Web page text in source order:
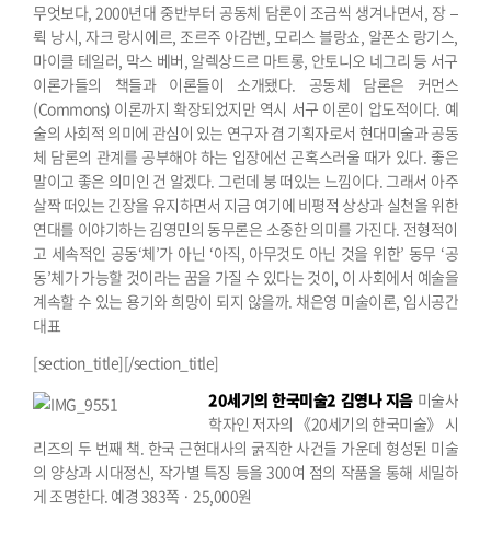
무엇보다, 2000년대 중반부터 공동체 담론이 조금씩 생겨나면서, 장 –
뤽 낭시, 자크 랑시에르, 조르주 아감벤, 모리스 블랑쇼, 알폰소 랑기스,
마이클 테일러, 막스 베버, 알렉상드르 마트롱, 안토니오 네그리 등 서구
이론가들의 책들과 이론들이 소개됐다. 공동체 담론은 커먼스
(Commons) 이론까지 확장되었지만 역시 서구 이론이 압도적이다. 예
술의 사회적 의미에 관심이 있는 연구자 겸 기획자로서 현대미술과 공동
체 담론의 관계를 공부해야 하는 입장에선 곤혹스러울 때가 있다. 좋은
말이고 좋은 의미인 건 알겠다. 그런데 붕 떠있는 느낌이다. 그래서 아주
살짝 떠있는 긴장을 유지하면서 지금 여기에 비평적 상상과 실천을 위한
연대를 이야기하는 김영민의 동무론은 소중한 의미를 가진다. 전형적이
고 세속적인 공동‘체’가 아닌 ‘아직, 아무것도 아닌 것을 위한’ 동무 ‘공
동’체가 가능할 것이라는 꿈을 가질 수 있다는 것이, 이 사회에서 예술을
계속할 수 있는 용기와 희망이 되지 않을까. 채은영 미술이론, 임시공간
대표
[section_title][/section_title]
20세기의 한국미술2 김영나 지음미술사
학자인 저자의 《20세기의 한국미술》 시
리즈의 두 번째 책. 한국 근현대사의 굵직한 사건들 가운데 형성된 미술
의 양상과 시대정신, 작가별 특징 등을 300여 점의 작품을 통해 세밀하
게 조명한다. 예경 383쪽 · 25,000원